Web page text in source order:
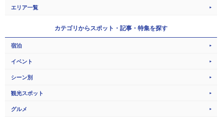
エリア一覧
カテゴリからスポット・記事・特集を探す
宿泊
イベント
シーン別
観光スポット
グルメ